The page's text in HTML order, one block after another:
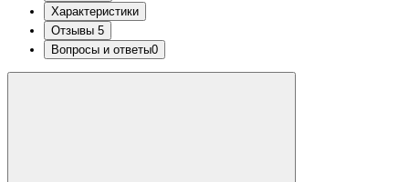
Характеристики
Отзывы 5
Вопросы и ответы0